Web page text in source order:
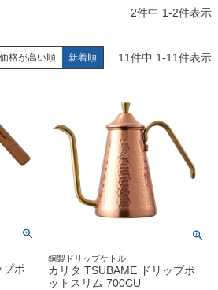
2件中 1-2件表示
価格が高い順 新着順 11件中 1-11件表示
プポ
銅製ドリップケトル
カリタ TSUBAME ドリップポ
ットスリム 700CU